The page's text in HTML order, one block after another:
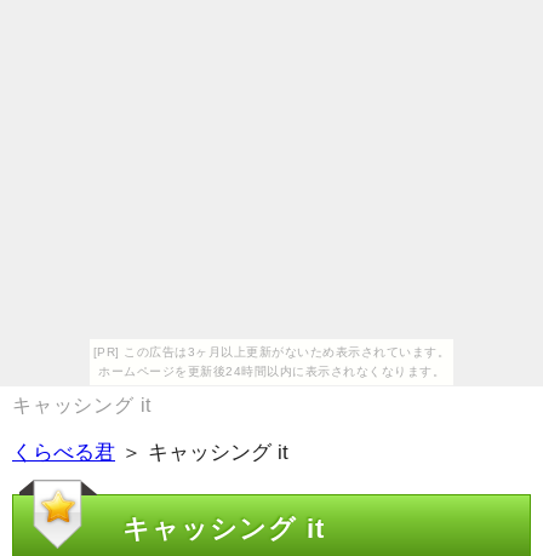
[PR] この広告は3ヶ月以上更新がないため表示されています。
ホームページを更新後24時間以内に表示されなくなります。
キャッシング it
くらべる君 ＞ キャッシング it
キャッシング it